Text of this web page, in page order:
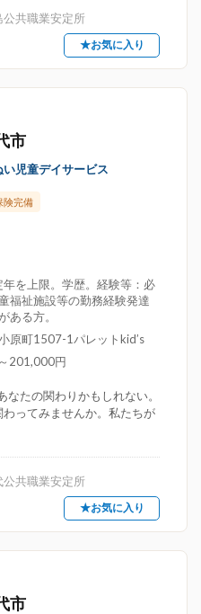
公共職業安定所
★お気に入り
市
児童デイサービス
険完備
年を上限。学歴。経験等：必
福祉施設等の勤務経験発達
ある方。
原町1507-1パレットkid’s
201,000円
たの関わりかもしれない。
ってみませんか。私たちが
公共職業安定所
★お気に入り
市